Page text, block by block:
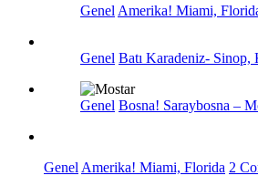
Genel Amerika! Miami,
Genel Batı Karadeniz- Sinop,
Genel Bosna! Saraybosna –
Genel Amerika! Miami, Florida 2